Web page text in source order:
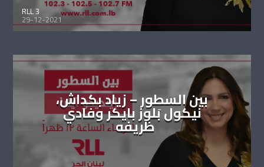
RLL 3
29-12-2021
بين السطور – زياد بكداش،
نيكول بَلوز بايكر وفادي
ظريفه